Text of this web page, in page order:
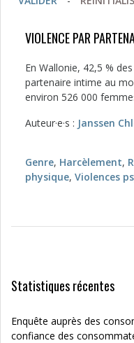
VIOLENCE PAR
En Wallonie, 42,5 %
partenaire intime au
environ 526 000
Auteur·e·s : Janssen
Genre, Harcèlement,
physique, Violences
Statistiques récentes
Enquête auprès des
confiance des